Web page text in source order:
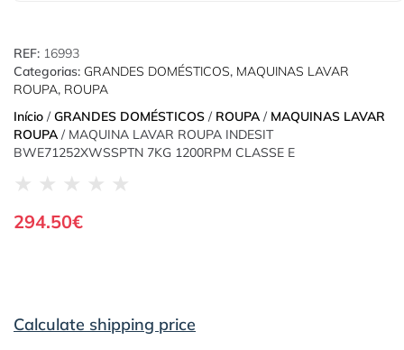
REF: 16993
Categorias: GRANDES DOMÉSTICOS, MAQUINAS LAVAR
ROUPA, ROUPA
Início / GRANDES DOMÉSTICOS / ROUPA / MAQUINAS LAVAR
ROUPA / MAQUINA LAVAR ROUPA INDESIT
BWE71252XWSSPTN 7KG 1200RPM CLASSE E
★ ★ ★ ★ ★
294.50€
Calculate shipping price